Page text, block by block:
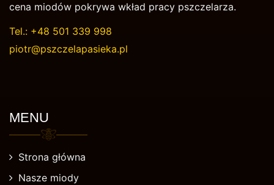
cena miodów pokrywa wkład pracy pszczelarza.
Tel.: +48 501 339 998
piotr@pszczelapasieka.pl
MENU
Strona główna
Nasze miody